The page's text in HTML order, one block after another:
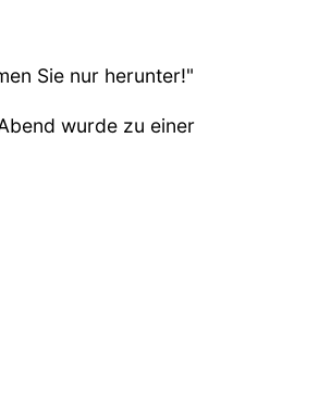
Sie nur herunter!"
wurde zu einer